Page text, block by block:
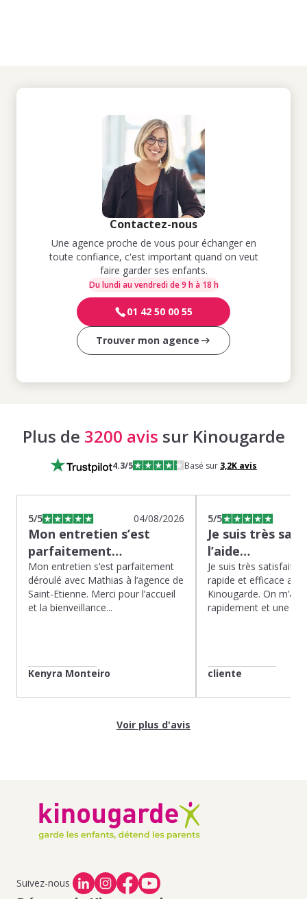
Contactez-nous
Une agence proche de vous pour échanger en
toute confiance, c'est important quand on veut
faire garder ses enfants.
Du lundi au vendredi de 9 h à 18 h
01 42 50 00 55
Trouver mon agence
Plus de 3200 avis sur Kinougarde
4.3/5 Basé sur 3,2Kavis
5/5 04/08/2026
Mon entretien s’est
parfaitement…
Mon entretien s’est parfaitement
déroulé avec Mathias à l’agence de
Saint-Etienne. Merci pour l’accueil
et la bienveillance...
Kenyra Monteiro
5/5
Je suis très
l’aide…
Je suis très satisfaite
rapide et efficace
Kinougarde. On m’a
rapidement et une
cliente
Voir plus d'avis
Suivez-nous